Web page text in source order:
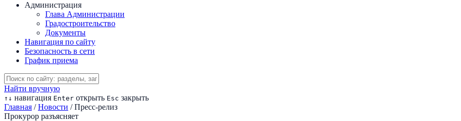
Администрация
Глава Администрации
Градостроительство
Документы
Навигация по сайту
Безопасность в сети
График приема
Найти вручную
↑ ↓ навигация Enter открыть Esc закрыть
Главная / Новости / Пресс-релиз
Прокурор разъясняет